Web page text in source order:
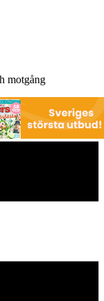
motgång